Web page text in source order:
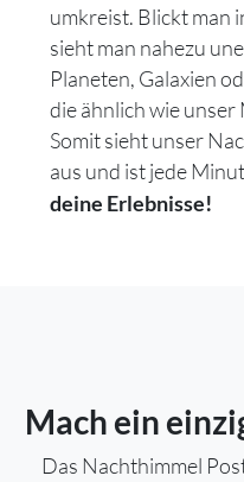
umkreist. Blickt man
sieht man nahezu
Planeten, Galaxien
die ähnlich wie
Somit sieht unser
aus und ist jede
deine Erlebnisse!
Mach ein
Das Nachthimmel